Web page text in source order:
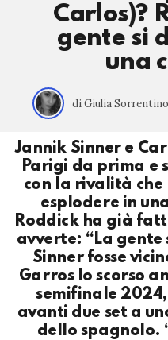
Carlos)?
gente si
una
di Giulia Sorrentino
Jannik Sinner e
Parigi da prima e
con la rivalità
esplodere in
Roddick ha già
avverte: “La
Sinner fosse
Garros lo scorso
semifinale
avanti due set a
dello spagnolo.